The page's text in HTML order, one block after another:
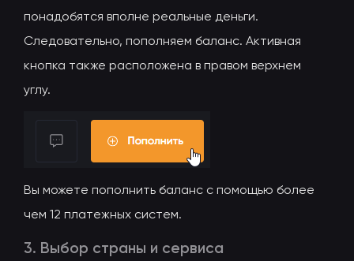
понадобятся вполне реальные деньги.
Следовательно, пополняем баланс. Активная
кнопка также расположена в правом верхнем
углу.
Вы можете пополнить баланс с помощью более
чем 12 платежных систем.
3. Выбор страны и сервиса